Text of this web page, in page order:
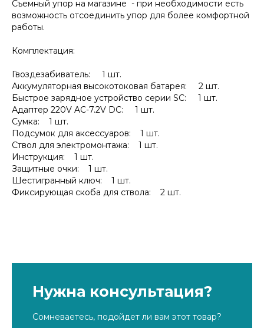
Съемный упор на магазине - при необходимости есть
возможность отсоединить упор для более комфортной
работы.
Комплектация:
Гвоздезабиватель: 1 шт.
Аккумуляторная высокотоковая батарея: 2 шт.
Быстрое зарядное устройство серии SC: 1 шт.
Адаптер 220V AC-7.2V DC: 1 шт.
Сумка: 1 шт.
Подсумок для аксессуаров: 1 шт.
Ствол для электромонтажа: 1 шт.
Инструкция: 1 шт.
Защитные очки: 1 шт.
Шестигранный ключ: 1 шт.
Фиксирующая скоба для ствола: 2 шт.
Нужна консультация?
Сомневаетесь, подойдет ли вам этот товар?